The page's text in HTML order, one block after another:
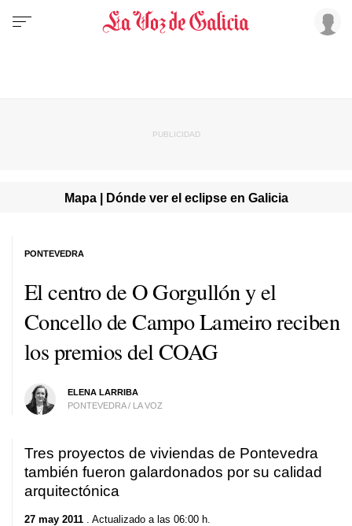
Mapa | Dónde ver el eclipse en Galicia
El centro de O Gorgullón y el
Concello de Campo Lameiro reciben
los premios del COAG
ELENA LARRIBA
PONTEVEDRA / LA VOZ
PONTEVEDRA
Tres proyectos de viviendas de Pontevedra
también fueron galardonados por su calidad
arquitectónica
27 may 2011 . Actualizado a las 06:00 h.